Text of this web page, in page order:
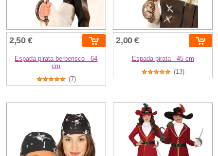
2,50 €
Espada pirata berberisco - 64
cm
(7)
2,00 €
Espada pirata - 45 cm
(13)